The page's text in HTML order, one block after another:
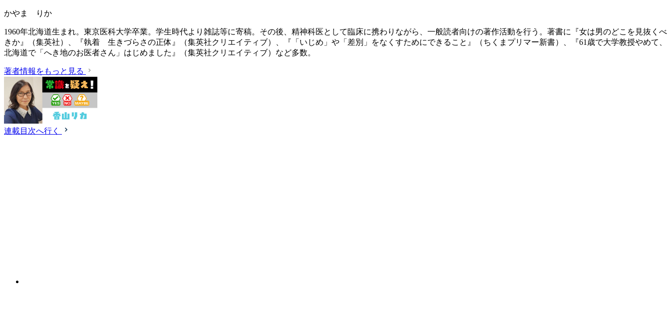
かやま りか
1960年北海道生まれ。東京医科大学卒業。学生時代より雑誌等に寄稿。その後、精神科医として臨床に携わりながら、一般読者向けの著作活動を行う。著書に『女は男のどこを見抜くべ
きか』（集英社）、『執着 生きづらさの正体』（集英社クリエイティブ）、『「いじめ」や「差別」をなくすためにできること』（ちくまプリマー新書）、『61歳で大学教授やめて、
北海道で「へき地のお医者さん」はじめました』（集英社クリエイティブ）など多数。
著者情報をもっと見る
連載目次へ行く